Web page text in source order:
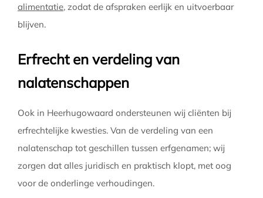
alimentatie, zodat de afspraken eerlijk en uitvoerbaar
blijven.
Erfrecht en verdeling van
nalatenschappen
Ook in Heerhugowaard ondersteunen wij cliënten bij
erfrechtelijke kwesties. Van de verdeling van een
nalatenschap tot geschillen tussen erfgenamen; wij
zorgen dat alles juridisch en praktisch klopt, met oog
voor de onderlinge verhoudingen.